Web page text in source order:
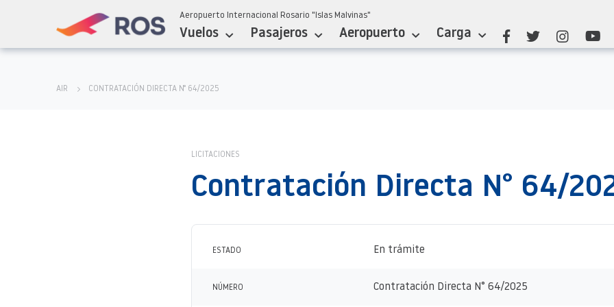
Aeropuerto Internacional Rosario "Islas Malvinas"
Vuelos Pasajeros Aeropuerto Carga
AIR CONTRATACIÓN DIRECTA N° 64/2025
LICITACIONES
Contratación Directa N° 64/
ESTADO En trámite
NÚMERO Contratación Directa N° 64/2025